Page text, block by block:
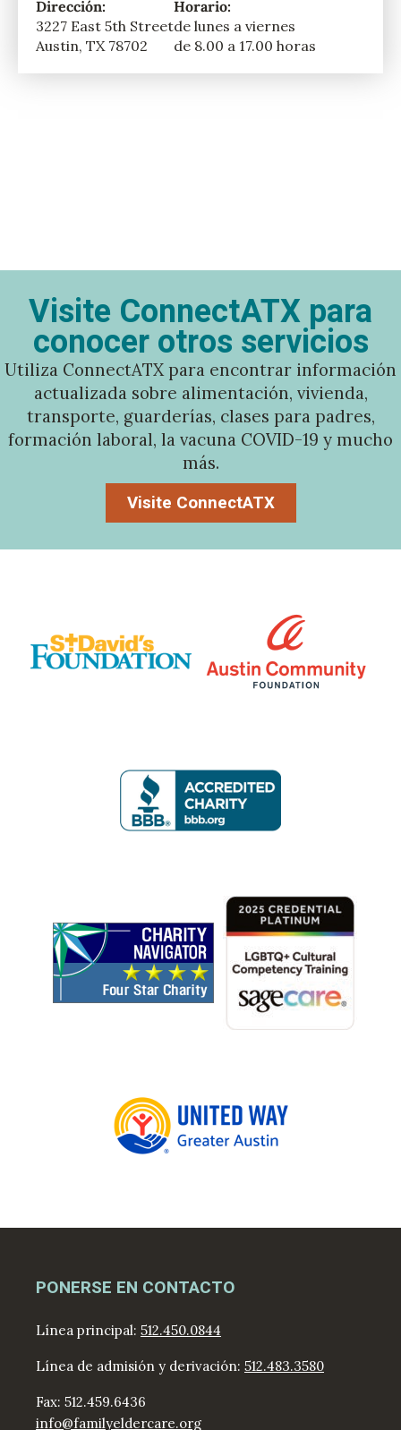
Dirección:
3227 East 5th Street
Austin, TX 78702
Horario:
de lunes a viernes
de 8.00 a 17.00 horas
Visite ConnectATX para
conocer otros servicios
Utiliza ConnectATX para encontrar información
actualizada sobre alimentación, vivienda,
transporte, guarderías, clases para padres,
formación laboral, la vacuna COVID-19 y mucho
más.
Visite ConnectATX
PONERSE EN CONTACTO
Línea principal: 512.450.0844
Línea de admisión y derivación: 512.483.3580
Fax: 512.459.6436
info@familyeldercare.org